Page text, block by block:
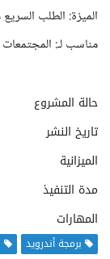
الميزة: الطلب
مناسب لـ: المجتمعات
حالة المشروع
تاريخ النشر
الميزانية
مدة التنفيذ
المهارات
برمجة أندرويد